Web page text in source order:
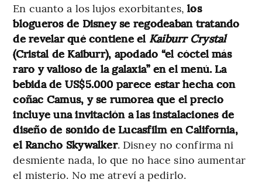
En cuanto a los lujos exorbitantes, los
blogueros de Disney se regodeaban tratando
de revelar qué contiene el Kaiburr Crystal
(Cristal de Kaiburr), apodado “el cóctel más
raro y valioso de la galaxia” en el menú. La
bebida de US$5.000 parece estar hecha con
coñac Camus, y se rumorea que el precio
incluye una invitación a las instalaciones de
diseño de sonido de Lucasfilm en California,
el Rancho Skywalker. Disney no confirma ni
desmiente nada, lo que no hace sino aumentar
el misterio. No me atreví a pedirlo.